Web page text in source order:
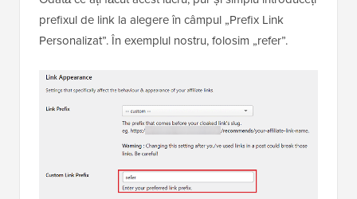
prefixul de link la alegere în câmpul „Prefix Link
Personalizat”. În exemplul nostru, folosim „refer”.